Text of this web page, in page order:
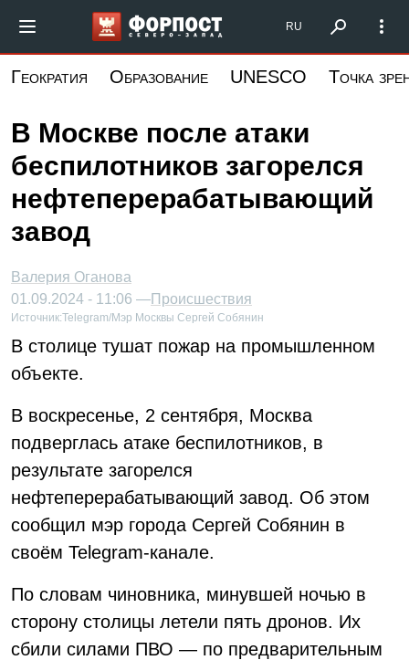
основному
Форпост Северо-Запад
RU
Геократия Образование UNESCO Точка
В Москве после атаки
беспилотников загорелся
нефтеперерабатывающий
завод
Валерия Оганова
01.09.2024 - 11:06 —Происшествия
Источник:Telegram/Мэр Москвы Сергей Собянин
В столице тушат пожар на промышленном
объекте.
В воскресенье, 2 сентября, Москва
подверглась атаке беспилотников, в
результате загорелся
нефтеперерабатывающий завод. Об этом
сообщил мэр города Сергей Собянин в
своём Telegram-канале.
По словам чиновника, минувшей ночью в
сторону столицы летели пять дронов. Их
сбили силами ПВО — по предварительным